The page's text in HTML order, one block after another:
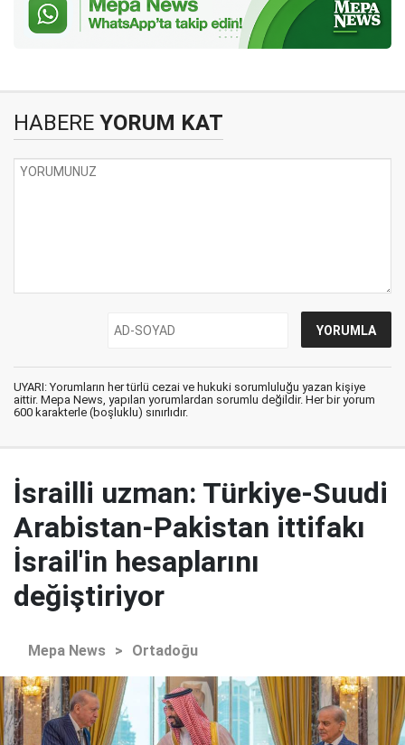
HABERE YORUM KAT
UYARI: Yorumların her türlü cezai ve hukuki sorumluluğu yazan kişiye
aittir. Mepa News, yapılan yorumlardan sorumlu değildir. Her bir yorum
600 karakterle (boşluklu) sınırlıdır.
İsrailli uzman: Türkiye-Suudi
Arabistan-Pakistan ittifakı
İsrail'in hesaplarını
değiştiriyor
Mepa News > Ortadoğu